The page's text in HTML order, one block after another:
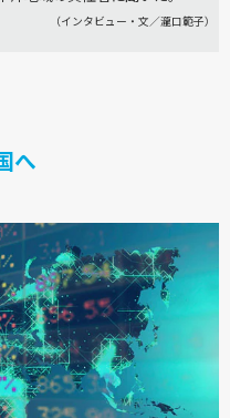
（インタビュー・文／瀧口範子）
へ